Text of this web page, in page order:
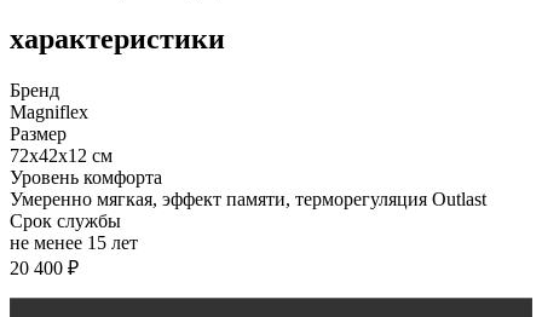
характеристики
Бренд
Magniflex
Размер
72x42x12 см
Уровень комфорта
Умеренно мягкая, эффект памяти, терморегуляция Outlast
Срок службы
не менее 15 лет
20 400 ₽